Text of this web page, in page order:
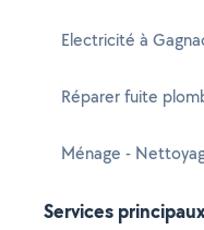
Electricité à
Réparer fuite
Ménage -
Services